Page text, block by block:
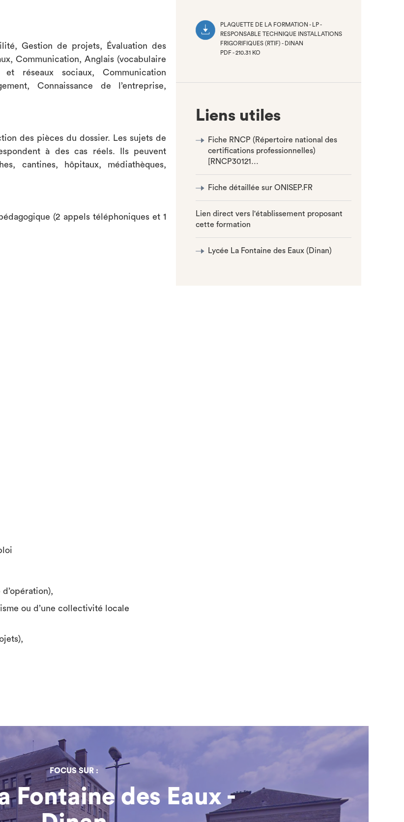
Gestion de projets, Évaluation des
Communication, Anglais (vocabulaire
réseaux sociaux, Communication
Connaissance de l’entreprise,
des pièces du dossier. Les sujets de
à des cas réels. Ils peuvent
cantines, hôpitaux, médiathèques,
(2 appels téléphoniques et 1
ou d’une collectivité locale
PLAQUETTE DE LA FORMATION - LP -
RESPONSABLE TECHNIQUE INSTALLATIONS
FRIGORIFIQUES (RTIF) - DINAN
PDF - 210.31 KO
Liens utiles
Fiche RNCP (Répertoire national des
certifications professionnelles)
[RNCP30121…
Fiche détaillée sur ONISEP.FR
Lien direct vers l'établissement proposant
cette formation
Lycée La Fontaine des Eaux (Dinan)
FOCUS SUR :
Fontaine des Eaux -